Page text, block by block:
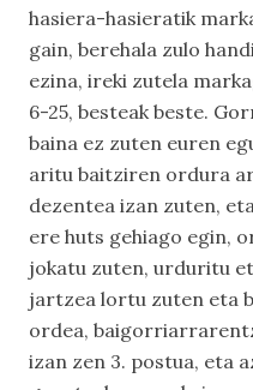
hasiera-hasieratik
gain, berehala zulo
ezina, ireki zutela
6-25, besteak beste.
baina ez zuten euren
aritu baitziren ordura
dezentea izan zuten,
ere huts gehiago egin,
jokatu zuten, urduritu
jartzea lortu zuten eta
ordea,
izan zen 3. postua, eta